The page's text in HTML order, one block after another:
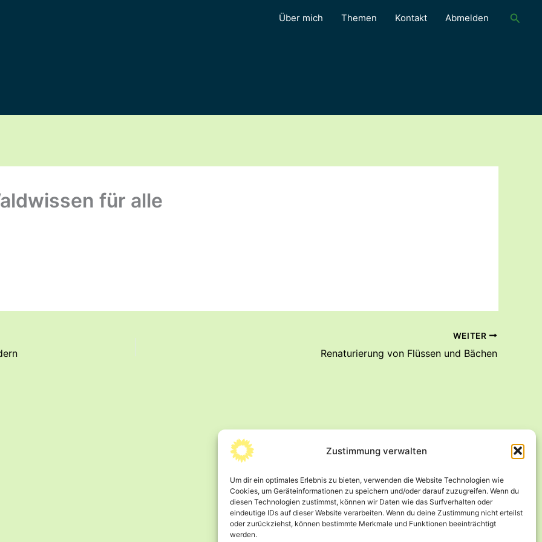
Zustimmung verwalten
Um dir ein optimales Erlebnis zu bieten, verwenden die Website Technologien wie
Cookies, um Geräteinformationen zu speichern und/oder darauf zuzugreifen. Wenn du
diesen Technologien zustimmst, können wir Daten wie das Surfverhalten oder
eindeutige IDs auf dieser Website verarbeiten. Wenn du deine Zustimmung nicht erteilst
oder zurückziehst, können bestimmte Merkmale und Funktionen beeinträchtigt
werden.
Über mich Themen Kontakt Abmelden
für alle
WEITER
Renaturierung von Flüssen und Bächen